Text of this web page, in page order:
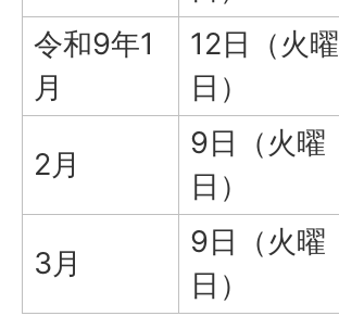
令和9年1
月
12日（火曜
日）
2月
9日（火曜
日）
3月
9日（火曜
日）